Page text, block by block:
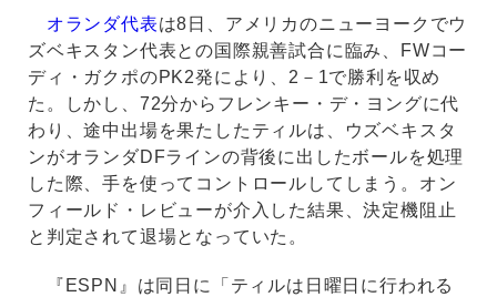
オランダ代表は8日、アメリカのニューヨークでウ
ズベキスタン代表との国際親善試合に臨み、FWコー
ディ・ガクポのPK2発により、2－1で勝利を収め
た。しかし、72分からフレンキー・デ・ヨングに代
わり、途中出場を果たしたティルは、ウズベキスタ
ンがオランダDFラインの背後に出したボールを処理
した際、手を使ってコントロールしてしまう。オン
フィールド・レビューが介入した結果、決定機阻止
と判定されて退場となっていた。
『ESPN』は同日に「ティルは日曜日に行われる